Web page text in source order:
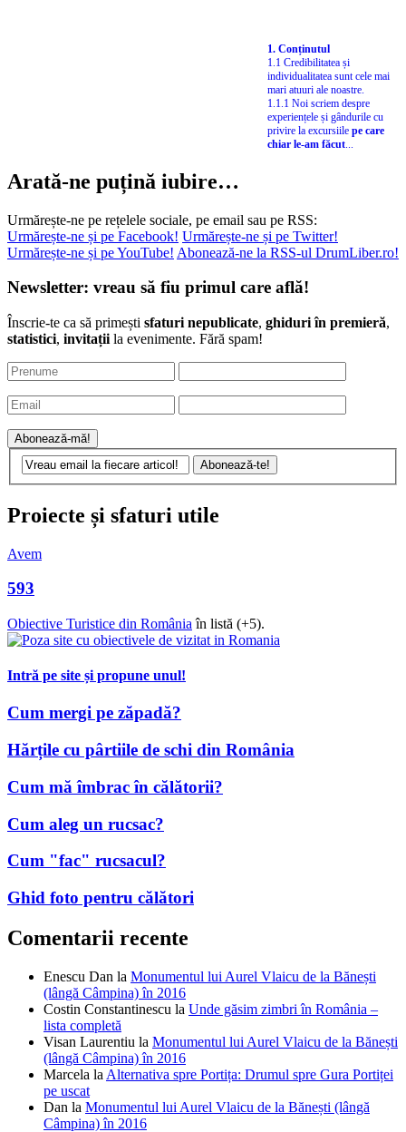
1. Conținutul
1.1 Credibilitatea și
individualitatea sunt cele mai
mari atuuri ale noastre.
1.1.1 Noi scriem despre
experiențele și gândurile cu
privire la excursiile pe care
chiar le-am făcut...
Arată-ne puțină iubire…
Urmărește-ne pe rețelele sociale, pe email sau pe RSS:
Urmărește-ne și pe Facebook! Urmărește-ne și pe Twitter!
Urmărește-ne și pe YouTube! Abonează-ne la RSS-ul DrumLiber.ro!
Newsletter: vreau să fiu primul care află!
Înscrie-te ca să primești sfaturi nepublicate, ghiduri în premieră,
statistici, invitații la evenimente. Fără spam!
Proiecte și sfaturi utile
Avem
593
Obiective Turistice din România în listă (+5).
Intră pe site și propune unul!
Cum mergi pe zăpadă?
Hărțile cu pârtiile de schi din România
Cum mă îmbrac în călătorii?
Cum aleg un rucsac?
Cum "fac" rucsacul?
Ghid foto pentru călători
Comentarii recente
Enescu Dan la Monumentul lui Aurel Vlaicu de la Bănești
(lângă Câmpina) în 2016
Costin Constantinescu la Unde găsim zimbri în România –
lista completă
Visan Laurentiu la Monumentul lui Aurel Vlaicu de la Bănești
(lângă Câmpina) în 2016
Marcela la Alternativa spre Portița: Drumul spre Gura Portiței
pe uscat
Dan la Monumentul lui Aurel Vlaicu de la Bănești (lângă
Câmpina) în 2016